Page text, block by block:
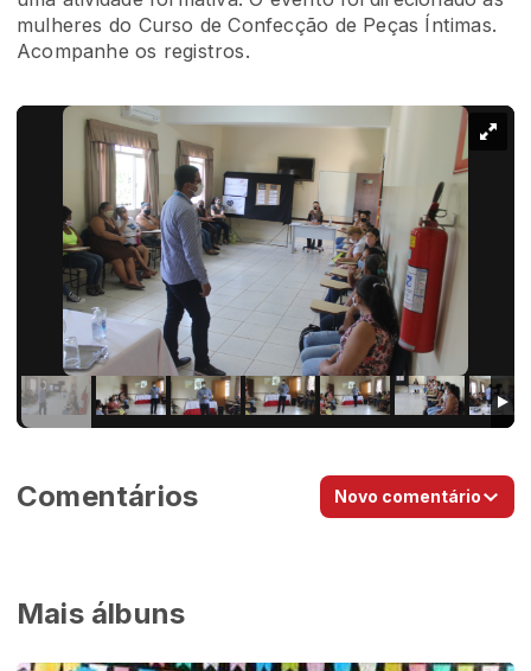
mulheres do Curso de Confecção de Peças Íntimas.
Acompanhe os registros.
Mais álbuns
Comentários Novo comentário